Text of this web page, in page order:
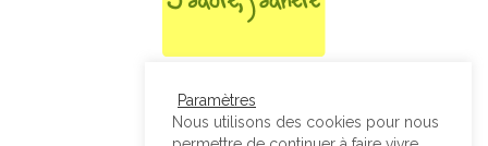
Paramètres
Nous utilisons des cookies pour nous